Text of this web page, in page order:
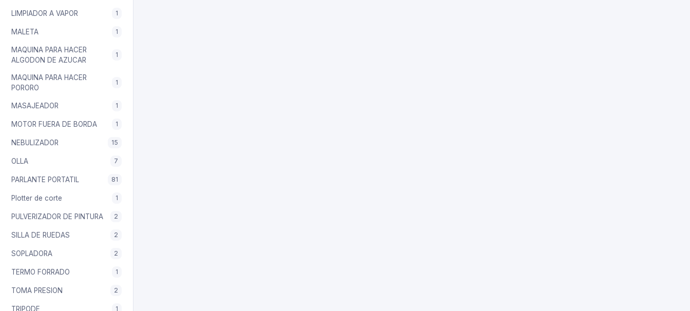
LIMPIADOR A VAPOR 1
MALETA 1
MAQUINA PARA HACER
ALGODON DE AZUCAR
1
MAQUINA PARA HACER
PORORO
1
MASAJEADOR 1
MOTOR FUERA DE BORDA 1
NEBULIZADOR 15
OLLA 7
PARLANTE PORTATIL 81
Plotter de corte 1
PULVERIZADOR DE PINTURA 2
SILLA DE RUEDAS 2
SOPLADORA 2
TERMO FORRADO 1
TOMA PRESION 2
TRIPODE 1